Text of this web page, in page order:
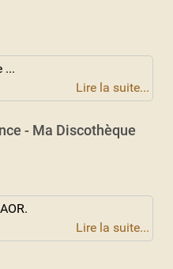
...
Lire la suite...
- Ma Discothèque
Lire la suite...